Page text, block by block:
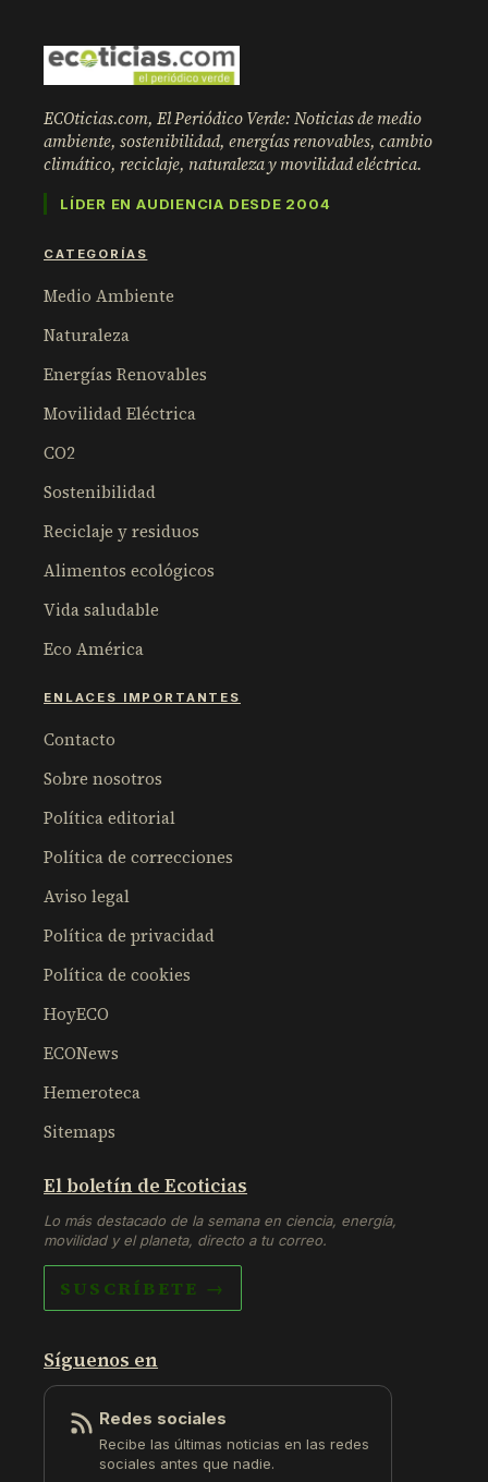
ECOticias.com, El Periódico Verde: Noticias de medio
ambiente, sostenibilidad, energías renovables, cambio
climático, reciclaje, naturaleza y movilidad eléctrica.
LÍDER EN AUDIENCIA DESDE 2004
CATEGORÍAS
Medio Ambiente
Naturaleza
Energías Renovables
Movilidad Eléctrica
CO2
Sostenibilidad
Reciclaje y residuos
Alimentos ecológicos
Vida saludable
Eco América
ENLACES IMPORTANTES
Contacto
Sobre nosotros
Política editorial
Política de correcciones
Aviso legal
Política de privacidad
Política de cookies
HoyECO
ECONews
Hemeroteca
Sitemaps
El boletín de Ecoticias
Lo más destacado de la semana en ciencia, energía,
movilidad y el planeta, directo a tu correo.
SUSCRÍBETE →
Síguenos en
Redes sociales
Recibe las últimas noticias en las redes
sociales antes que nadie.